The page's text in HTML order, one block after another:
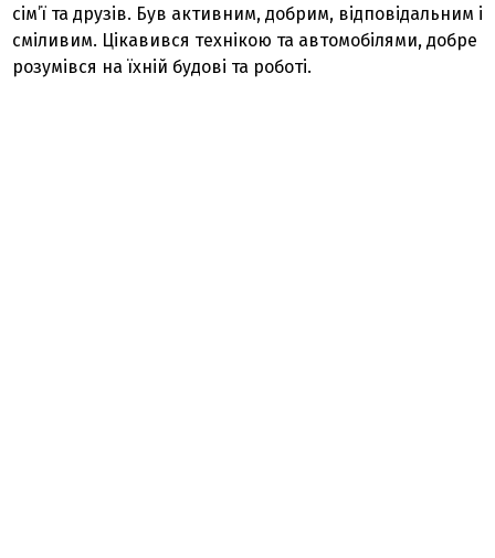
сім’ї та друзів. Був активним, добрим, відповідальним і
сміливим. Цікавився технікою та автомобілями, добре
розумівся на їхній будові та роботі.